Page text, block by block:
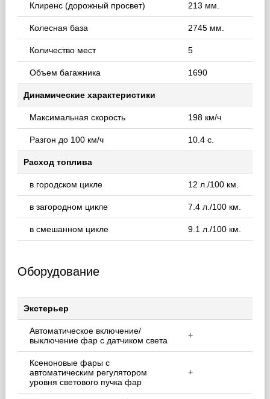
Клиренс (дорожный просвет) 213 мм.
Колесная база 2745 мм.
Количество мест 5
Объем багажника 1690
Динамические характеристики
Максимальная скорость 198 км/ч
Разгон до 100 км/ч 10.4 с.
Расход топлива
в городском цикле 12 л./100 км.
в загородном цикле 7.4 л./100 км.
в смешанном цикле 9.1 л./100 км.
Оборудование
Экстерьер
Автоматическое включение/
выключение фар с датчиком света
+
Ксеноновые фары с
автоматическим регулятором
уровня светового пучка фар
+